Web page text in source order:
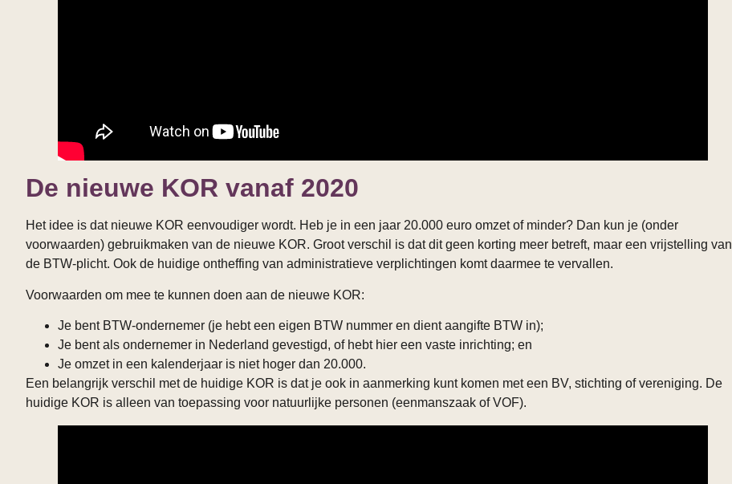
De nieuwe KOR vanaf 2020
Het idee is dat nieuwe KOR eenvoudiger wordt. Heb je in een jaar 20.000 euro omzet of minder? Dan kun je (onder
voorwaarden) gebruikmaken van de nieuwe KOR. Groot verschil is dat dit geen korting meer betreft, maar een vrijstelling van
de BTW-plicht. Ook de huidige ontheffing van administratieve verplichtingen komt daarmee te vervallen.
Voorwaarden om mee te kunnen doen aan de nieuwe KOR:
Je bent BTW-ondernemer (je hebt een eigen BTW nummer en dient aangifte BTW in);
Je bent als ondernemer in Nederland gevestigd, of hebt hier een vaste inrichting; en
Je omzet in een kalenderjaar is niet hoger dan 20.000.
Een belangrijk verschil met de huidige KOR is dat je ook in aanmerking kunt komen met een BV, stichting of vereniging. De
huidige KOR is alleen van toepassing voor natuurlijke personen (eenmanszaak of VOF).